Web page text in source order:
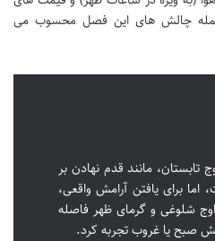
جمله چالش های این فصل محسوب می
تابستان، مانند قدم نهادن بر
برای یافتن آرامش واقعی،
شلوغی و گرمای ظهر فاصله
صبح یا غروب تجربه کرد.